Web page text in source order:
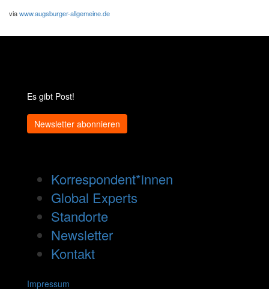
viawww.augsburger-allgemeine.de
Es gibt Post!
Newsletter abonnieren
Korrespondent*innen
Global Experts
Standorte
Newsletter
Kontakt
Impressum